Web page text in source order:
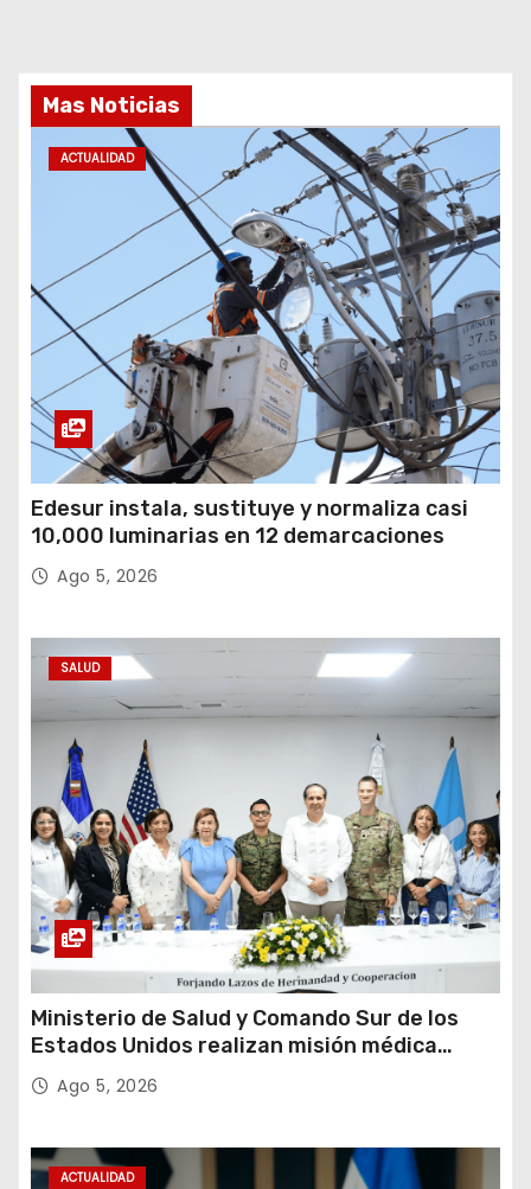
Mas Noticias
ACTUALIDAD
Edesur instala, sustituye y normaliza casi
10,000 luminarias en 12 demarcaciones
Ago 5, 2026
SALUD
Ministerio de Salud y Comando Sur de los
Estados Unidos realizan misión médica
Amistad 2026 en La Vega
Ago 5, 2026
ACTUALIDAD